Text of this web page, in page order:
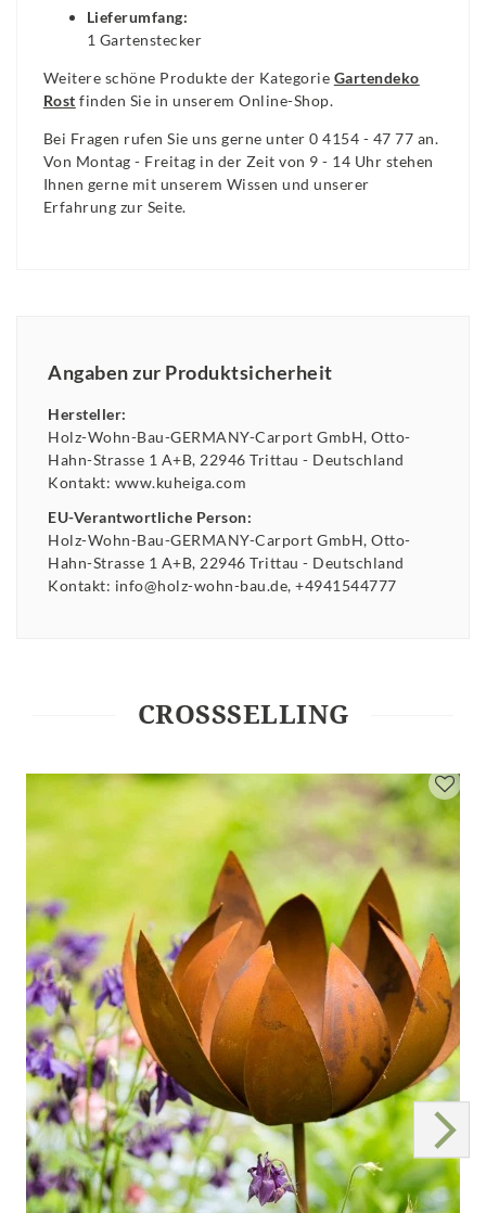
Lieferumfang:
1 Gartenstecker
Weitere schöne Produkte der Kategorie Gartendeko
Rost finden Sie in unserem Online-Shop.
Bei Fragen rufen Sie uns gerne unter 0 4154 - 47 77 an.
Von Montag - Freitag in der Zeit von 9 - 14 Uhr stehen
Ihnen gerne mit unserem Wissen und unserer
Erfahrung zur Seite.
Angaben zur Produktsicherheit
Hersteller:
Holz-Wohn-Bau-GERMANY-Carport GmbH Otto-
Hahn-Strasse 1 A+B 22946 Trittau
Deutschland
Kontakt: www.kuheiga.com
EU-Verantwortliche Person:
Holz-Wohn-Bau-GERMANY-Carport GmbH Otto-
Hahn-Strasse 1 A+B 22946 Trittau
Deutschland
Kontakt: info@holz-wohn-bau.de +4941544777
CROSSSELLING